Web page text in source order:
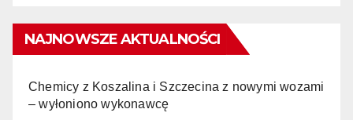
NAJNOWSZE AKTUALNOŚCI
Chemicy z Koszalina i Szczecina z nowymi wozami
– wyłoniono wykonawcę